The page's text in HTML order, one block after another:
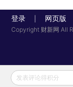
登录 网页版
Copyright 财新网 All
发表评论得积分